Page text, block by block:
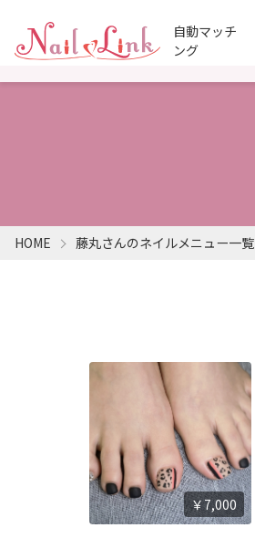
自動マッチ
ング
HOME 藤丸さんのネイルメニュー一覧
￥7,000